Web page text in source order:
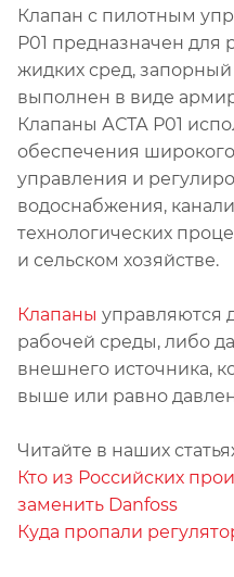
Клапан с пилотным
Р01 предназначен для
жидких сред,
выполнен в виде
Клапаны АСТА Р01
обеспечения
управления и
водоснабжения,
технологических
и сельском хозяйстве.
Клапаны управляются
рабочей среды, либо
внешнего источника,
выше или равно
Читайте в наших
Кто из Российских
заменить Danfoss
Куда пропали